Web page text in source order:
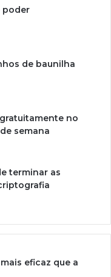
poder
de baunilha
no
semana
terminar as
eficaz que a